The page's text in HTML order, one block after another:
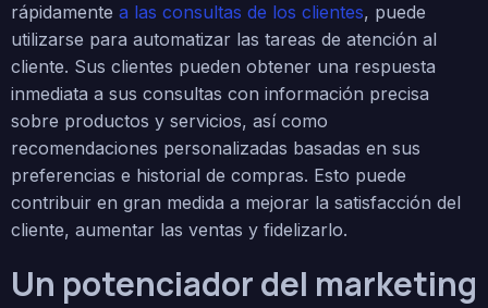
rápidamente a las consultas de los clientes, puede
utilizarse para automatizar las tareas de atención al
cliente. Sus clientes pueden obtener una respuesta
inmediata a sus consultas con información precisa
sobre productos y servicios, así como
recomendaciones personalizadas basadas en sus
preferencias e historial de compras. Esto puede
contribuir en gran medida a mejorar la satisfacción del
cliente, aumentar las ventas y fidelizarlo.
Un potenciador del marketing